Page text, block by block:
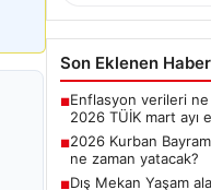
bahçe
Günümüzde bahçe
villaların en
haline gelmiştir.
zaman…
USD
EUR 55.01
ALTIN
BTC